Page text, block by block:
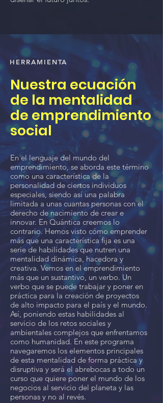
HERRAMIENTA
Nuestra ecuación
de la mentalidad
de emprendimiento
social
En el lenguaje del mundo del
emprendimiento, se aborda este término
como una característica de la
personalidad de ciertos individuos
especiales, siendo así una palabra
limitada a unas cuantas personas con el
derecho de nacimiento de crear e
innovar. En Quántica creemos lo
contrario. Hemos visto cómo emprender
más que una característica fija es una
serie de habilidades que nutren una
mentalidad dinámica, hacedora y
creativa. Vemos en el emprendimiento
más que un sustantivo, un verbo. Un
verbo que se puede trabajar y poner en
práctica para la creación de proyectos
de alto impacto para el país y el mundo.
Así, poniendo estas habilidades al
servicio de los retos sociales y
ambientales complejos que enfrentamos
como humanidad. En este programa
navegaremos los elementos principales
de esta mentalidad de forma práctica y
disruptiva y será el abrebocas a todo un
curso que quiere poner el mundo de los
negocios al servicio del planeta y las
personas y no al revés.